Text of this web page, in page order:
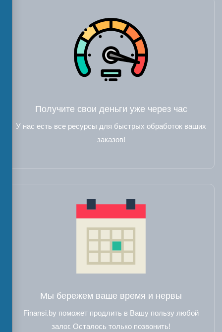
Получите свои деньги уже через час
У нас есть все ресурсы для быстрых обработок ваших
заказов!
Мы бережем ваше время и нервы
Finansi.by поможет продлить в Вашу пользу любой
залог. Осталось только позвонить!